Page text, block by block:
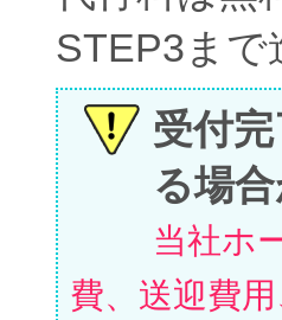
STEP3まで
受付
る場合
当社ホ
費、送迎費